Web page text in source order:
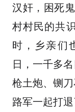
汉奸，困死
村村民的共
时，乡亲们
日，一千多
枪土炮、铡
路军一起打退